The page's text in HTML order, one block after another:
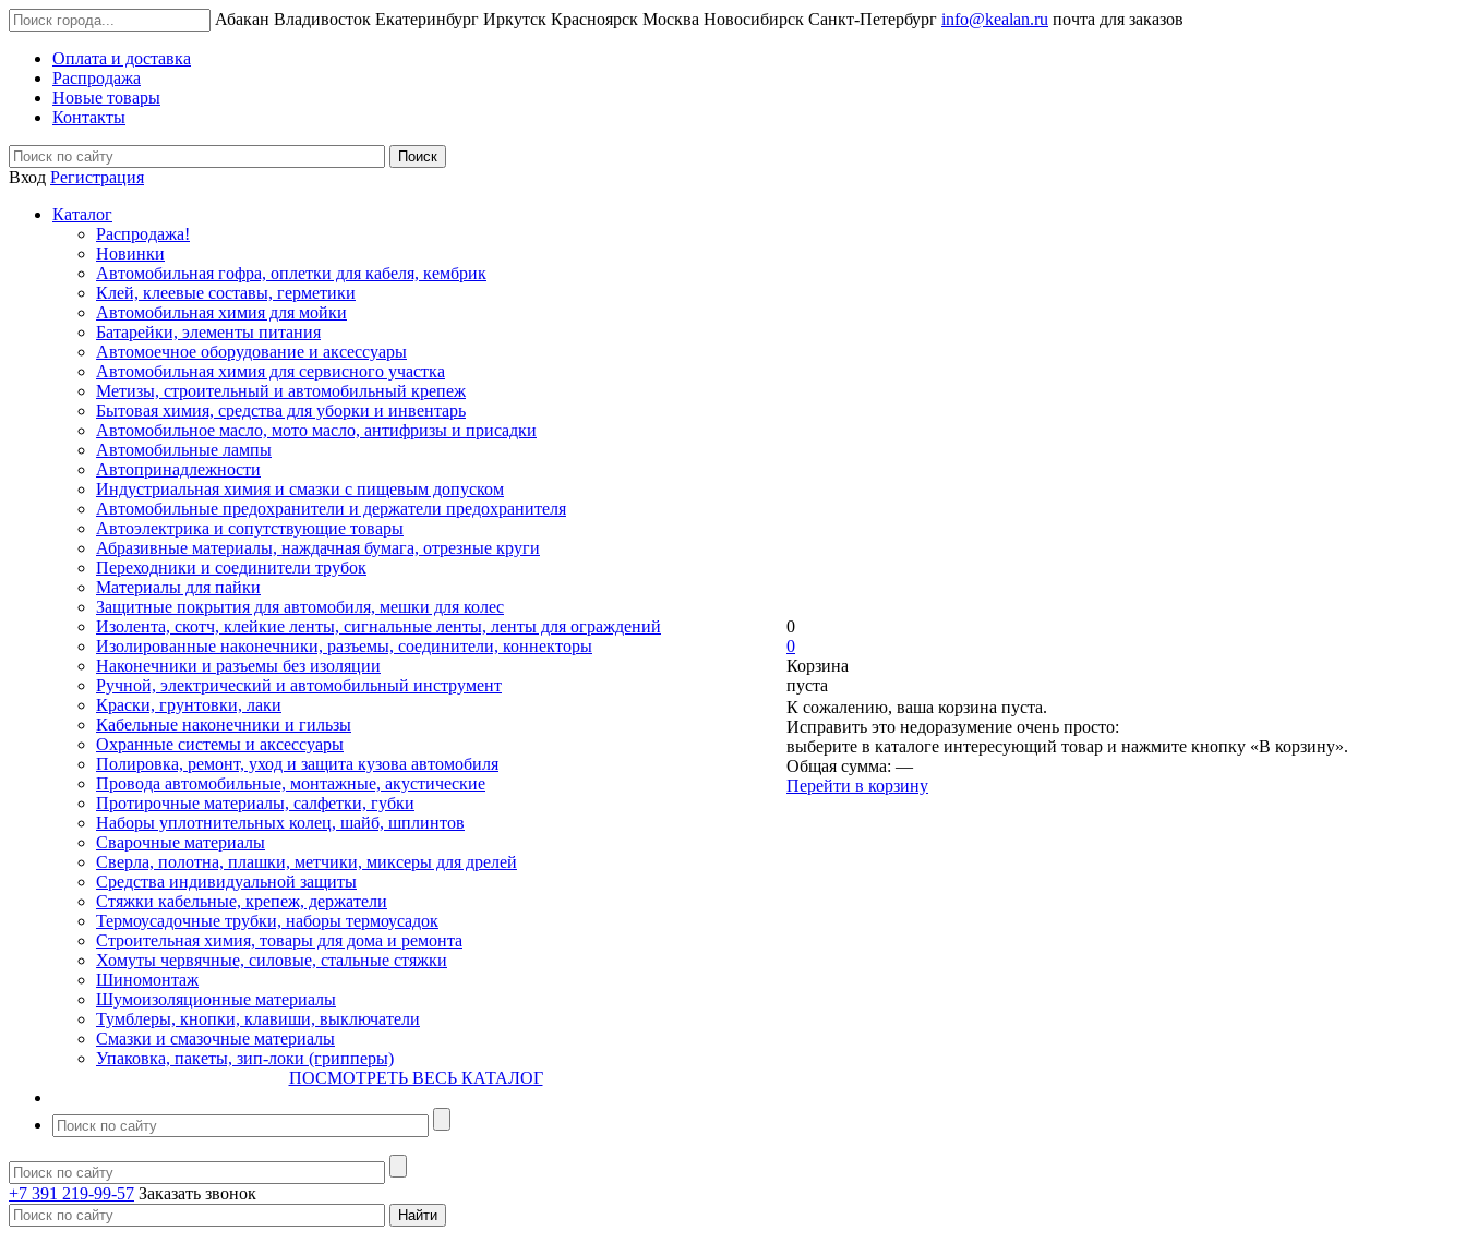
Абакан Владивосток Екатеринбург Иркутск Красноярск Москва Новосибирск Санкт-Петербург info@kealan.ru почта для заказов
Оплата и доставка
Распродажа
Новые товары
Контакты
Вход Регистрация
Каталог
Распродажа!
Новинки
Автомобильная гофра, оплетки для кабеля, кембрик
Клей, клеевые составы, герметики
Автомобильная химия для мойки
Батарейки, элементы питания
Автомоечное оборудование и аксессуары
Автомобильная химия для сервисного участка
Метизы, строительный и автомобильный крепеж
Бытовая химия, средства для уборки и инвентарь
Автомобильное масло, мото масло, антифризы и присадки
Автомобильные лампы
Автопринадлежности
Индустриальная химия и смазки с пищевым допуском
Автомобильные предохранители и держатели предохранителя
Автоэлектрика и сопутствующие товары
Абразивные материалы, наждачная бумага, отрезные круги
Переходники и соединители трубок
Материалы для пайки
Защитные покрытия для автомобиля, мешки для колес
Изолента, скотч, клейкие ленты, сигнальные ленты, ленты для ограждений
Изолированные наконечники, разъемы, соединители, коннекторы
Наконечники и разъемы без изоляции
Ручной, электрический и автомобильный инструмент
Краски, грунтовки, лаки
Кабельные наконечники и гильзы
Охранные системы и аксессуары
Полировка, ремонт, уход и защита кузова автомобиля
Провода автомобильные, монтажные, акустические
Протирочные материалы, салфетки, губки
Наборы уплотнительных колец, шайб, шплинтов
Сварочные материалы
Сверла, полотна, плашки, метчики, миксеры для дрелей
Средства индивидуальной защиты
Стяжки кабельные, крепеж, держатели
Термоусадочные трубки, наборы термоусадок
Строительная химия, товары для дома и ремонта
Хомуты червячные, силовые, стальные стяжки
Шиномонтаж
Шумоизоляционные материалы
Тумблеры, кнопки, клавиши, выключатели
Смазки и смазочные материалы
Упаковка, пакеты, зип-локи (грипперы)
ПОСМОТРЕТЬ ВЕСЬ КАТАЛОГ
+7 391 219-99-57 Заказать звонок
0
0
Корзина
пуста
К сожалению, ваша корзина пуста.
Исправить это недоразумение очень просто:
выберите в каталоге интересующий товар и нажмите кнопку «В корзину».
Общая сумма: —
Перейти в корзину